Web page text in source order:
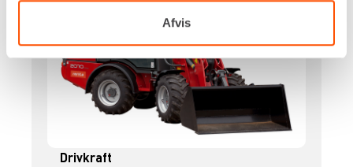
Afvis
Drivkraft